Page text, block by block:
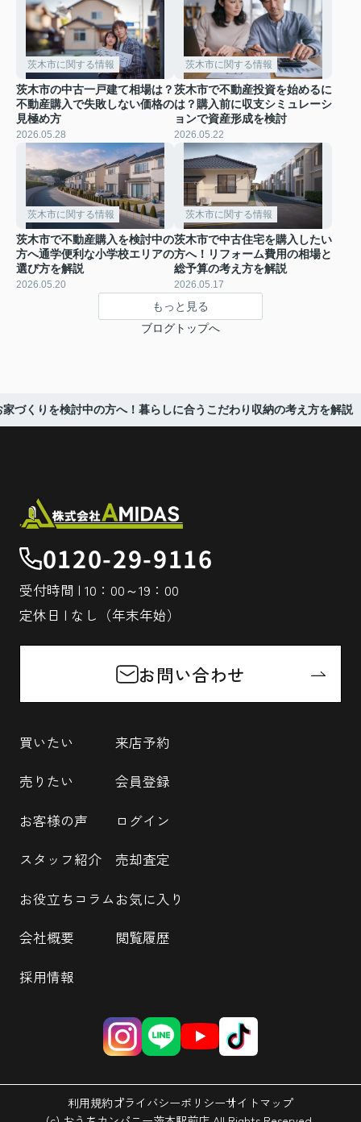
茨木市に関する情報
茨木市の中古一戸建て相場は？
不動産購入で失敗しない価格の
見極め方
2026.05.28
茨木市に関する情報
茨木市で不動産投資を始めるに
は？購入前に収支シミュレーシ
ョンで資産形成を検討
2026.05.22
茨木市に関する情報
茨木市で不動産購入を検討中の
方へ通学便利な小学校エリアの
選び方を解説
2026.05.20
茨木市に関する情報
茨木市で中古住宅を購入したい
方へ！リフォーム費用の相場と
総予算の考え方を解説
2026.05.17
もっと見る
ブログトップへ
家づくりを検討中の方へ！暮らしに合うこだわり収納の考え方を解説
0120-29-9116
受付時間 | 10：00～19：00
定休日 | なし（年末年始）
お問い合わせ
買いたい
売りたい
お客様の声
スタッフ紹介
お役立ちコラム
会社概要
採用情報
来店予約
会員登録
ログイン
売却査定
お気に入り
閲覧履歴
利用規約プライバシーポリシーサイトマップ